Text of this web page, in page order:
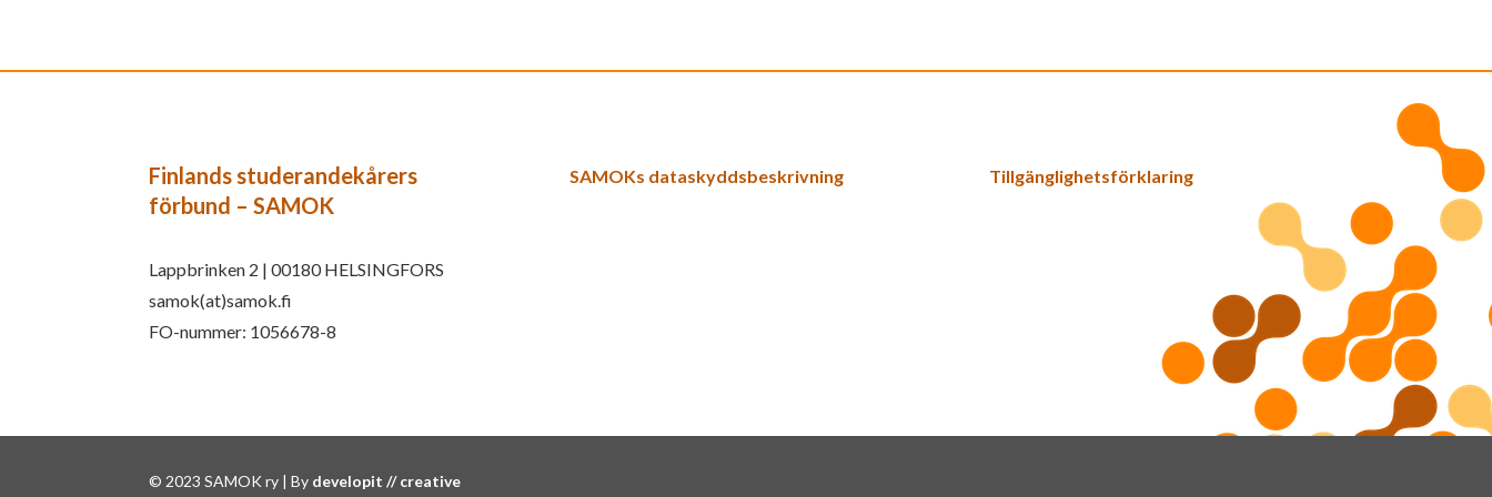
Finlands studerandekårers
förbund – SAMOK
Lappbrinken 2 | 00180 HELSINGFORS
samok(at)samok.fi
FO-nummer: 1056678-8
SAMOKs dataskyddsbeskrivning Tillgänglighetsförklaring
© 2023 SAMOK ry | By developit // creative